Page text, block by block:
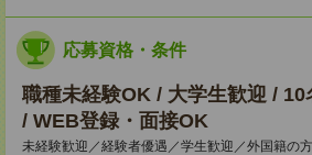
応募資格・条件
職種未経験OK / 大学生歓迎 /
/ WEB登録・面接OK
未経験歓迎／経験者優遇／学生歓迎／外国籍の